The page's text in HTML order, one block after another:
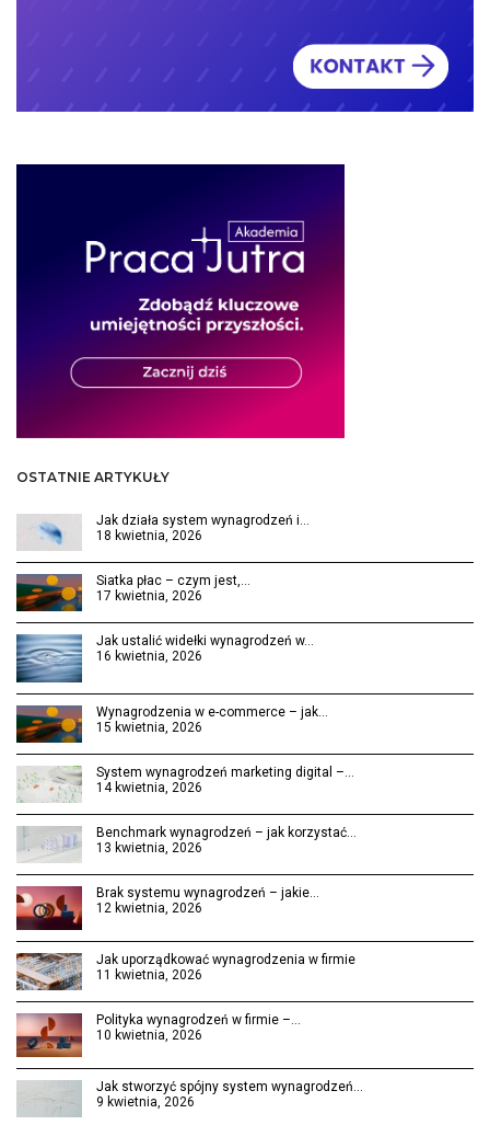
OSTATNIE ARTYKUŁY
Jak działa system wynagrodzeń i…
18 kwietnia, 2026
Siatka płac – czym jest,…
17 kwietnia, 2026
Jak ustalić widełki wynagrodzeń w…
16 kwietnia, 2026
Wynagrodzenia w e-commerce – jak…
15 kwietnia, 2026
System wynagrodzeń marketing digital –…
14 kwietnia, 2026
Benchmark wynagrodzeń – jak korzystać…
13 kwietnia, 2026
Brak systemu wynagrodzeń – jakie…
12 kwietnia, 2026
Jak uporządkować wynagrodzenia w firmie
11 kwietnia, 2026
Polityka wynagrodzeń w firmie –…
10 kwietnia, 2026
Jak stworzyć spójny system wynagrodzeń…
9 kwietnia, 2026